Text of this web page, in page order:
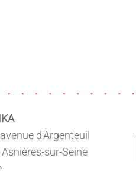
d'Argenteuil
sur-Seine